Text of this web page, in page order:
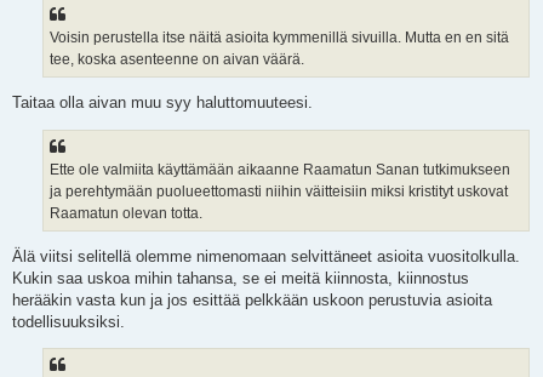
Voisin perustella itse näitä asioita kymmenillä sivuilla. Mutta en en sitä
tee, koska asenteenne on aivan väärä.
Taitaa olla aivan muu syy haluttomuuteesi.
Ette ole valmiita käyttämään aikaanne Raamatun Sanan tutkimukseen
ja perehtymään puolueettomasti niihin väitteisiin miksi kristityt uskovat
Raamatun olevan totta.
Älä viitsi selitellä olemme nimenomaan selvittäneet asioita vuositolkulla.
Kukin saa uskoa mihin tahansa, se ei meitä kiinnosta, kiinnostus
herääkin vasta kun ja jos esittää pelkkään uskoon perustuvia asioita
todellisuuksiksi.